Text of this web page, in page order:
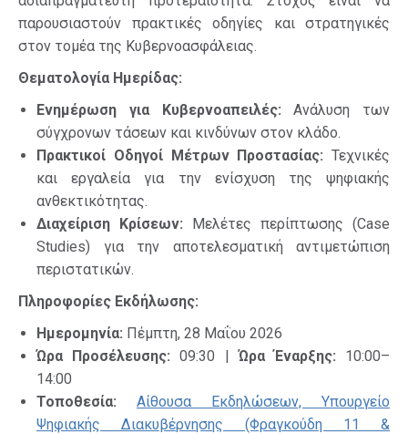
παρουσιαστούν πρακτικές οδηγίες και στρατηγικές
στον τομέα της Κυβερνοασφάλειας.
Θεματολογία Ημερίδας:
Ενημέρωση για Κυβερνοαπειλές: Ανάλυση των
σύγχρονων τάσεων και κινδύνων στον κλάδο.
Πρακτικοί Οδηγοί Μέτρων Προστασίας: Τεχνικές
και εργαλεία για την ενίσχυση της ψηφιακής
ανθεκτικότητας.
Διαχείριση Κρίσεων: Μελέτες περίπτωσης (Case
Studies) για την αποτελεσματική αντιμετώπιση
περιστατικών.
Πληροφορίες Εκδήλωσης:
Ημερομηνία: Πέμπτη, 28 Μαΐου 2026
Ώρα Προσέλευσης: 09:30 |Ώρα Έναρξης: 10:00–
14:00
Τοποθεσία:
Αίθουσα Εκδηλώσεων, Υπουργείο
Ψηφιακής Διακυβέρνησης (Φραγκούδη 11 &